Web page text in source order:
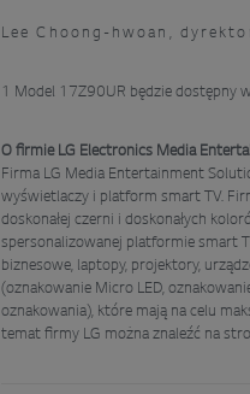
Lee Choong-hwoan,
1 Model 17Z90UR będzie dostępny
O firmie LG Electronics Media
Firma LG Media Entertainment
wyświetlaczy i platform smart TV.
doskonałej czerni i doskonałych
spersonalizowanej platformie smart
biznesowe, laptopy, projektory,
(oznakowanie Micro LED,
oznakowania), które mają na celu
temat firmy LG można znaleźć na